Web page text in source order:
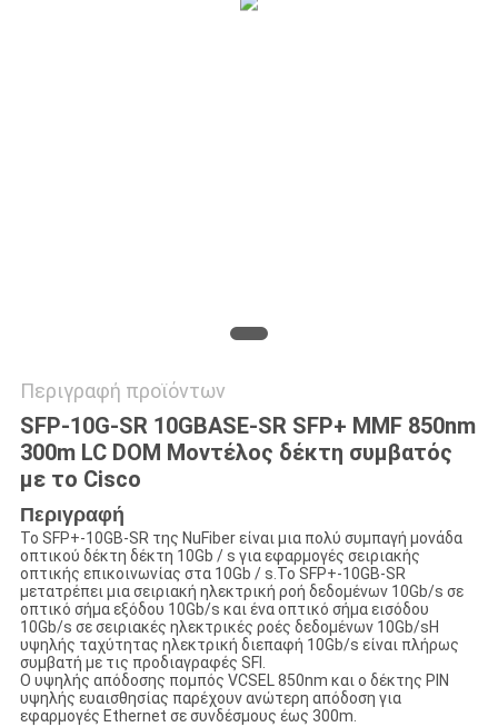
Περιγραφή προϊόντων
SFP-10G-SR 10GBASE-SR SFP+ MMF 850nm
300m LC DOM Μοντέλος δέκτη συμβατός
με το Cisco
Περιγραφή
Το SFP+-10GB-SR της NuFiber είναι μια πολύ συμπαγή μονάδα
οπτικού δέκτη δέκτη 10Gb / s για εφαρμογές σειριακής
οπτικής επικοινωνίας στα 10Gb / s.Το SFP+-10GB-SR
μετατρέπει μια σειριακή ηλεκτρική ροή δεδομένων 10Gb/s σε
οπτικό σήμα εξόδου 10Gb/s και ένα οπτικό σήμα εισόδου
10Gb/s σε σειριακές ηλεκτρικές ροές δεδομένων 10Gb/sΗ
υψηλής ταχύτητας ηλεκτρική διεπαφή 10Gb/s είναι πλήρως
συμβατή με τις προδιαγραφές SFI.
Ο υψηλής απόδοσης πομπός VCSEL 850nm και ο δέκτης PIN
υψηλής ευαισθησίας παρέχουν ανώτερη απόδοση για
εφαρμογές Ethernet σε συνδέσμους έως 300m.